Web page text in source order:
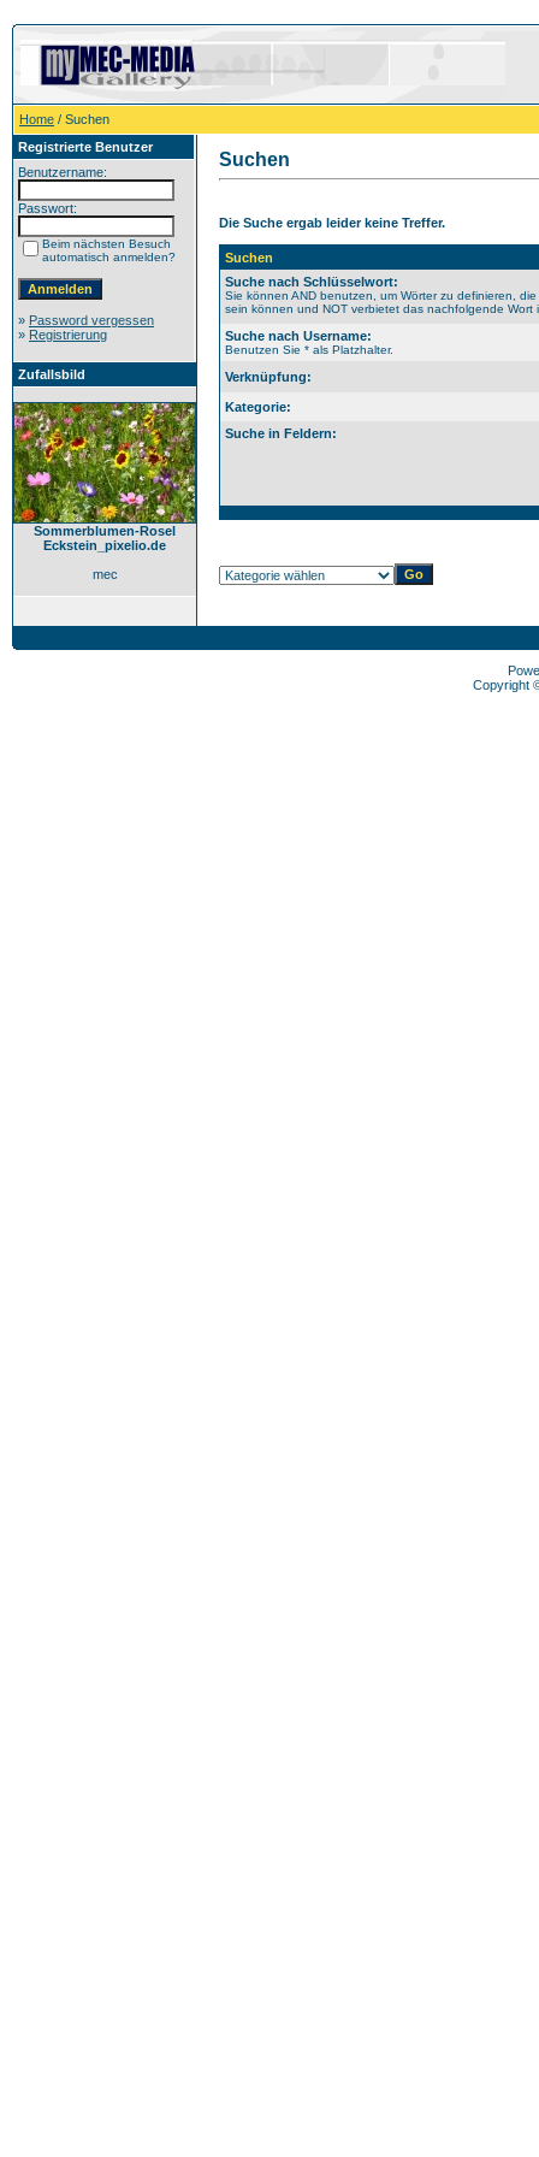
Home / Suchen
Registrierte Benutzer
Benutzername:
Passwort:
Beim nächsten Besuch
automatisch anmelden?
» Password vergessen
» Registrierung
Zufallsbild
Sommerblumen-Rosel
Eckstein_pixelio.de
mec
Suchen
Die Suche ergab leider keine Treffer.
Suchen
Suche nach Schlüsselwort:
Sie können AND benutzen, um Wörter zu definieren,
sein können und NOT verbietet das nachfolgende Wort
Suche nach Username:
Benutzen Sie * als Platzhalter.
Verknüpfung:
Kategorie:
Suche in Feldern:
Copyright